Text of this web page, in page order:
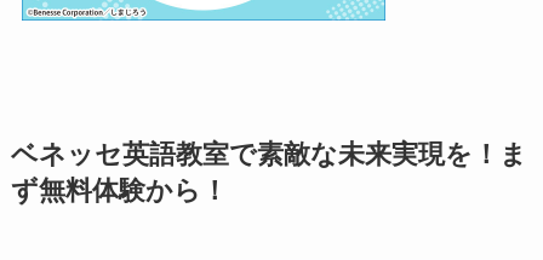
ベネッセ英語教室で素敵な未来実現を！ま
ず無料体験から！